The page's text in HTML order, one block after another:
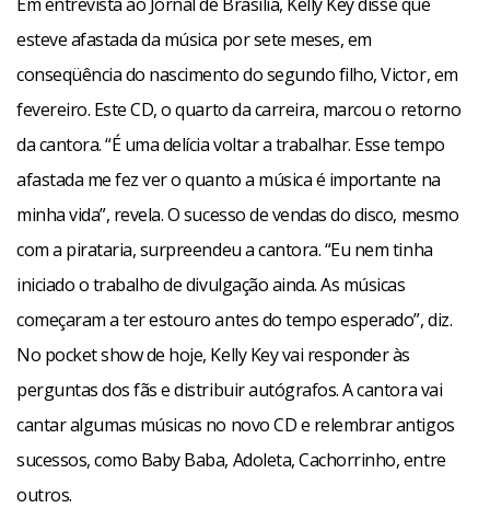
esteve afastada da música por sete meses, em
conseqüência do nascimento do segundo filho, Victor, em
fevereiro. Este CD, o quarto da carreira, marcou o retorno
da cantora. “É uma delícia voltar a trabalhar. Esse tempo
afastada me fez ver o quanto a música é importante na
minha vida”, revela. O sucesso de vendas do disco, mesmo
com a pirataria, surpreendeu a cantora. “Eu nem tinha
iniciado o trabalho de divulgação ainda. As músicas
começaram a ter estouro antes do tempo esperado”, diz.
No pocket show de hoje, Kelly Key vai responder às
perguntas dos fãs e distribuir autógrafos. A cantora vai
cantar algumas músicas no novo CD e relembrar antigos
sucessos, como Baby Baba, Adoleta, Cachorrinho, entre
outros.